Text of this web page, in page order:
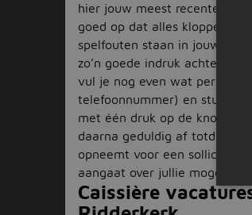
hier jouw meest recente cv
goed op dat alles kloppend
spelfouten staan in jouw
zo’n goede indruk achter bij
vul je nog even wat
telefoonnummer) en stuur je
met één druk op de knop!
daarna geduldig af totdat de
opneemt voor een
aangaat over jullie mogelijke
Caissière